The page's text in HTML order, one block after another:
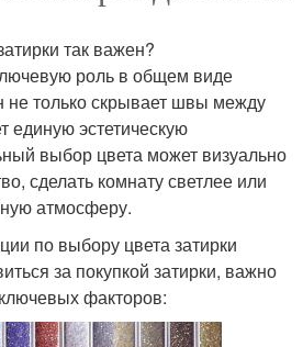
так важен?
роль в общем виде
не только скрывает швы между
единую эстетическую
выбор цвета может визуально
сделать комнату светлее или
атмосферу.
по выбору цвета затирки
за покупкой затирки, важно
факторов: